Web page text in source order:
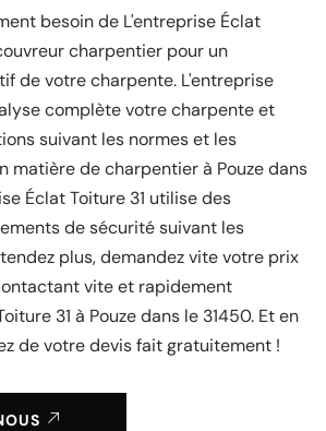
besoin de L'entreprise Éclat
charpentier pour un
de votre charpente. L'entreprise
complète votre charpente et
suivant les normes et les
matière de charpentier à Pouze dans
Éclat Toiture 31 utilise des
de sécurité suivant les
plus, demandez vite votre prix
vite et rapidement
31 à Pouze dans le 31450. Et en
de votre devis fait gratuitement !